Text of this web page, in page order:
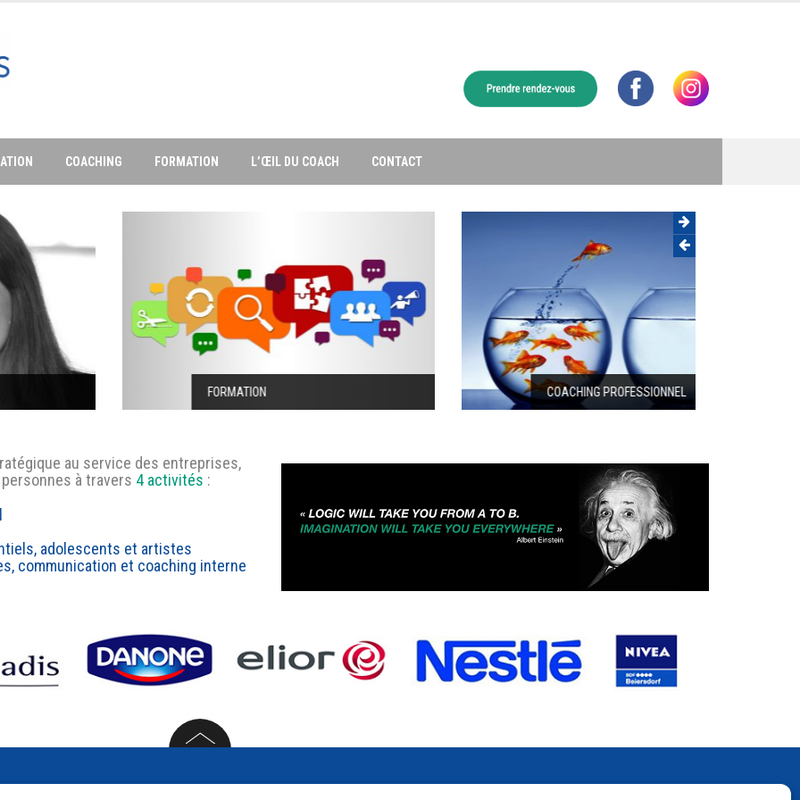
COACHING FORMATION L’ŒIL DU COACH CONTACT
COACHING PROFESSIONNEL
au service des entreprises,
à travers 4 activités :
adolescents et artistes
communication et coaching interne